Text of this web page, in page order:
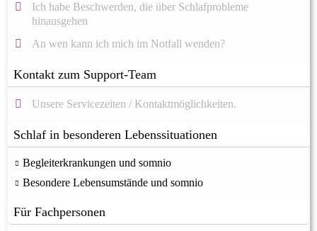
Ich habe Beschwerden, die über Schlafprobleme
hinausgehen
An wen kann ich mich im Notfall wenden?
Kontakt zum Support-Team
Unsere Servicezeiten / Kontaktmöglichkeiten.
Schlaf in besonderen Lebenssituationen
Begleiterkrankungen und somnio
Besondere Lebensumstände und somnio
Für Fachpersonen